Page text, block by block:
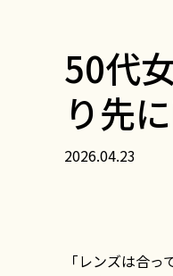
50代
り先
2026.04.23
「レンズは合